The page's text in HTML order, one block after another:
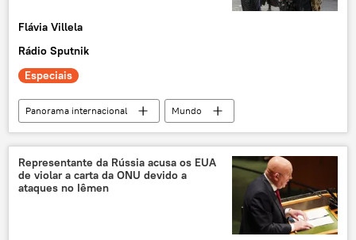
ajuda humanitária
Flávia Villela
Rádio Sputnik
Especiais
Panorama internacional
Mundo
Israel
Tel Aviv
Corte Internacional de Justiça
Centro de Informação Judicial (CIJ)
Hamas
Representante da Rússia acusa os EUA
de violar a carta da ONU devido a
ataques no Iêmen